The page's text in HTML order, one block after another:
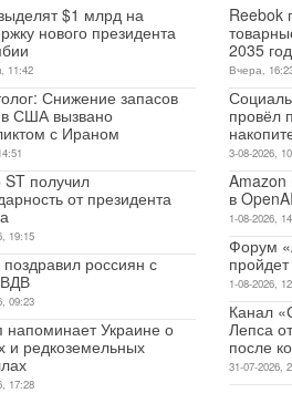
$1 млрд на
нового президента
11:42
Снижение запасов
в США вызвано
с Ираном
ST получил
от президента
19:15
россиян с
09:23
напоминает Украине о
и редкоземельных
17:28
Reebok
2035
Вчера,
провёл
3-08-2026,
Amazon
в OpenAI
1-08-2026,
Форум
1-08-2026,
Канал
Лепса
после
31-07-2026,